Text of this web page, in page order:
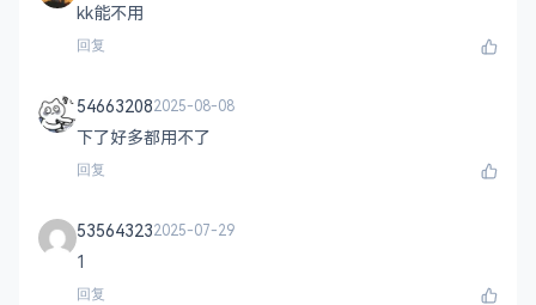
kk能不用
回复
546632082025-08-08
下了好多都用不了
回复
535643232025-07-29
1
回复